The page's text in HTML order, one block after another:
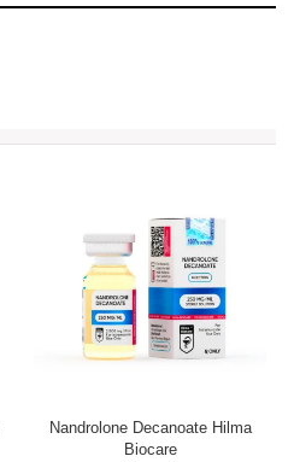
Nandrolone Decanoate Hilma
Biocare